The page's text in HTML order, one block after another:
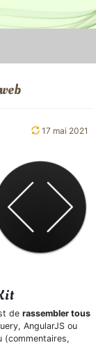
17 mai 2021
de rassembler tous
AngularJS ou
(commentaires,